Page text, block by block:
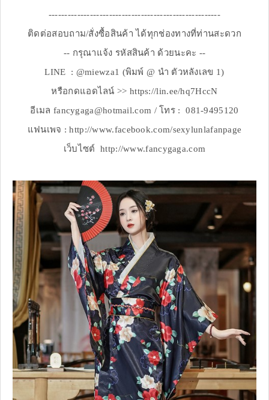
------------------------------------------------------
ติดต่อสอบถาม/สั่งซื้อสินค้า ได้ทุกช่องทางที่ท่านสะดวก
-- กรุณาแจ้ง รหัสสินค้า ด้วยนะคะ --
LINE : @miewza1 (พิมพ์ @ นำ ตัวหลังเลข 1)
หรือกดแอดไลน์ >> https://lin.ee/hq7HccN
อีเมล fancygaga@hotmail.com / โทร : 081-9495120
แฟนเพจ : http://www.facebook.com/sexylunlafanpage
เว็บไซต์ http://www.fancygaga.com